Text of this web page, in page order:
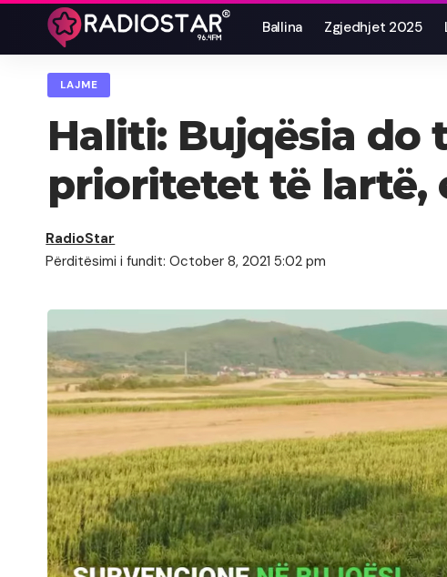
Ballina Zgjedhjet 2025
LAJME
Haliti: Bujqësia do
prioritetet të lartë,
Përditësimi i fundit: October 8, 2021 5:02 pm
RadioStar